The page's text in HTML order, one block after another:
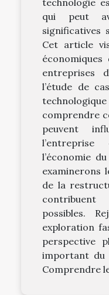
qui peut
significatives
Cet article
entreprises
l’étude de
comprendre
peuvent
l’entreprise
l’économie
examinerons
de la
possibles.
exploration
perspective
important du
Comprendre